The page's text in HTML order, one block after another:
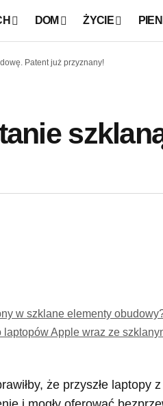
DOM ŻYCIE
Patent już przyznany!
w szklane elementy
laptopów Apple wraz ze
że przyszłe laptopy